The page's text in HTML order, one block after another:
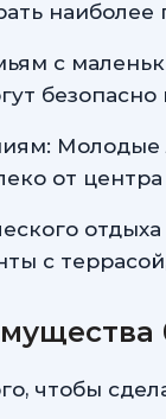
с
Молодые
от
с
чтобы